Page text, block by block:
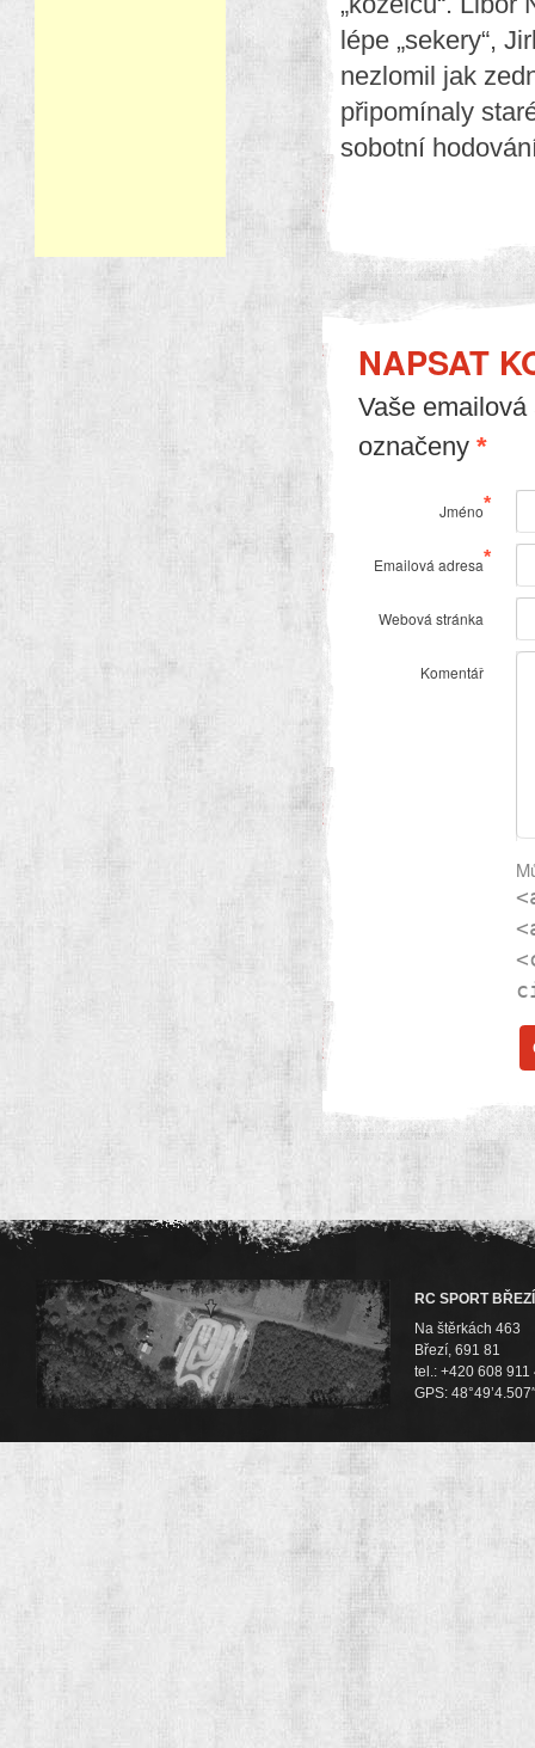
lépe „sekery“,
nezlomil jak
připomínaly
sobotní
NAPSAT
Vaše
označeny *
Jméno*
Emailová adresa*
Webová stránka
Komentář
RC SPORT BŘEZÍ
Na štěrkách 463
Březí, 691 81
tel.: +420 608 911
GPS: